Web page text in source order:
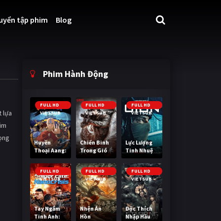
tập phim Blog
lựa
Phim Hành Động
FULL HD
VIETSUB
Huyền
Thoại Aang:
Tiết Khí Sư
Cuối Cùng
FULL HD
VIETSUB
Chiến Binh
Trong Gió
FULL HD
VIETSUB
Lực Lượng
Tinh Nhuệ
FULL HD
VIETSUB
Tay Ngắm
Tinh Anh:
FULL HD
VIETSUB
Nhện Ăn
Hồn
FULL HD
VIETSUB
Độc Thích
Nhập Hầu